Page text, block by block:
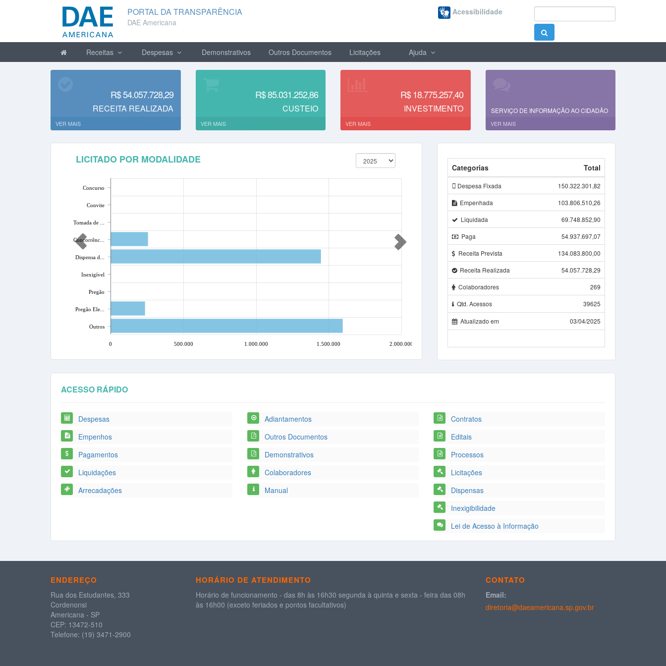
PORTAL DA TRANSPARÊNCIA
DAE Americana
Acessibilidade
Receitas Despesas Demonstrativos Outros Documentos Licitações Ajuda
R$ 54.057.728,29
RECEITA REALIZADA
VER MAIS
R$ 85.031.252,86
CUSTEIO
VER MAIS
R$ 18.775.257,40
INVESTIMENTO
VER MAIS
SERVIÇO DE INFORMAÇÃO AO CIDADÃO
VER MAIS
LICITADO POR MODALIDADE
Concurso
Convite
Tomada de ...
Concorrênc...
Dispensa d...
Inexigível
Pregão
Pregão Ele...
Outros
0 500.000 1.000.000 1.500.000 2.000.000
Categorias Total
Despesa Fixada
150.322.301,82
Empenhada
103.806.510,26
Liquidada
69.748.852,90
Paga
54.937.697,07
Receita Prevista
134.083.800,00
Receita Realizada
54.057.728,29
Colaboradores
269
Qtd. Acessos
39625
Atualizado em 03/04/2025
ACESSO RÁPIDO
Despesas
Empenhos
Pagamentos
Liquidações
Arrecadações
Adiantamentos
Outros Documentos
Demonstrativos
Colaboradores
Manual
Contratos
Editais
Processos
Licitações
Dispensas
Inexigibilidade
Lei de Acesso à Informação
ENDEREÇO
Rua dos Estudantes, 333
Cordenonsi
Americana - SP
CEP: 13472-510
Telefone: (19) 3471-2900
HORÁRIO DE ATENDIMENTO
Horário de funcionamento - das 8h às 16h30 segunda à quinta e sexta - feira das 08h
às 16h00 (exceto feriados e pontos facultativos)
CONTATO
Email:
diretoria@daeamericana.sp.gov.br